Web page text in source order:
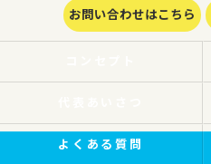
お問い合わせはこちら
よくある質問